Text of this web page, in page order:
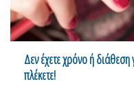
Δεν έχετε χρόνο ή
πλέκετε!